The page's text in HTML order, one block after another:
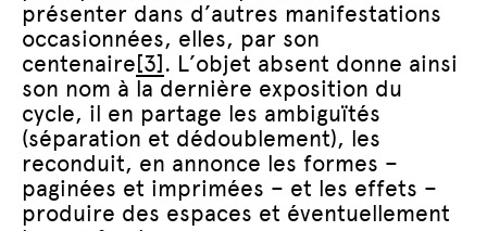
présenter dans d’autres manifestations
occasionnées, elles, par son
centenaire[3]. L’objet absent donne ainsi
son nom à la dernière exposition du
cycle, il en partage les ambiguïtés
(séparation et dédoublement), les
reconduit, en annonce les formes –
paginées et imprimées – et les effets –
produire des espaces et éventuellement